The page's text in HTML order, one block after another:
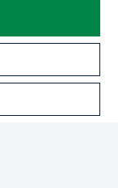
管理する